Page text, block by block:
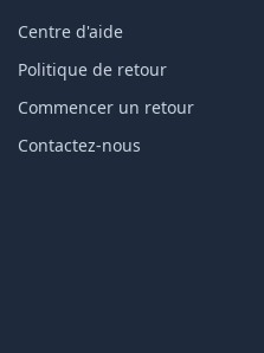
Centre d'aide
Politique de retour
Commencer un retour
Contactez-nous